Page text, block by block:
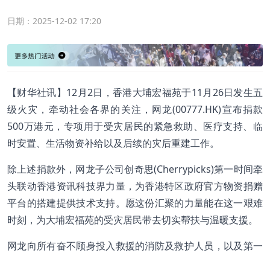
日期： 2025-12-02 17:20
【财华社讯】12月2日，香港大埔宏福苑于11月26日发生五
级火灾，牵动社会各界的关注，网龙(00777.HK)宣布捐款
500万港元，专项用于受灾居民的紧急救助、医疗支持、临
时安置、生活物资补给以及后续的灾后重建工作。
除上述捐款外，网龙子公司创奇思(Cherrypicks)第一时间牵
头联动香港资讯科技界力量，为香港特区政府官方物资捐赠
平台的搭建提供技术支持。愿这份汇聚的力量能在这一艰难
时刻，为大埔宏福苑的受灾居民带去切实帮扶与温暖支援。
网龙向所有奋不顾身投入救援的消防及救护人员，以及第一